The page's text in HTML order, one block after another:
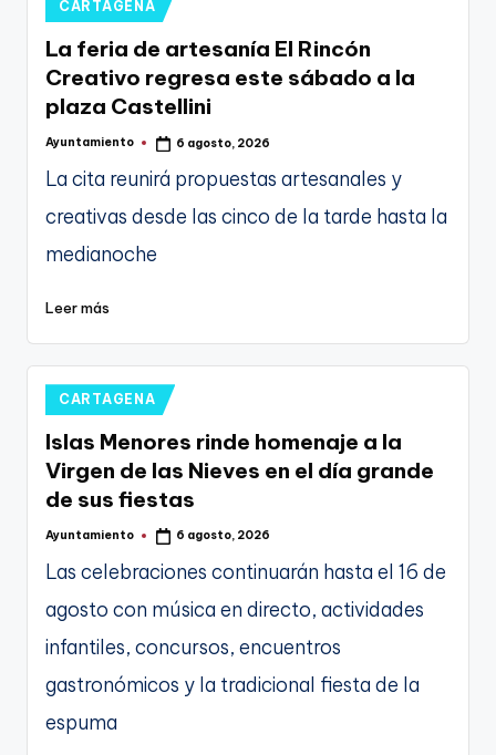
Publicado
CARTAGENA
La feria de artesanía El Rincón
Creativo regresa este sábado a la
plaza Castellini
Publicado
Ayuntamiento 6 agosto, 2026
La cita reunirá propuestas artesanales y
creativas desde las cinco de la tarde hasta la
medianoche
Leer más
Publicado
CARTAGENA
Islas Menores rinde homenaje a la
Virgen de las Nieves en el día grande
de sus fiestas
Publicado
Ayuntamiento 6 agosto, 2026
Las celebraciones continuarán hasta el 16 de
agosto con música en directo, actividades
infantiles, concursos, encuentros
gastronómicos y la tradicional fiesta de la
espuma